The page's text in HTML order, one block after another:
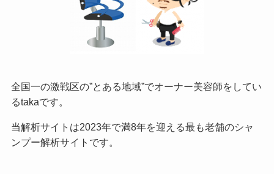
全国一の激戦区の”とある地域”でオーナー美容師をしてい
るtakaです。
当解析サイトは2023年で満8年を迎える最も老舗のシャ
ンプー解析サイトです。